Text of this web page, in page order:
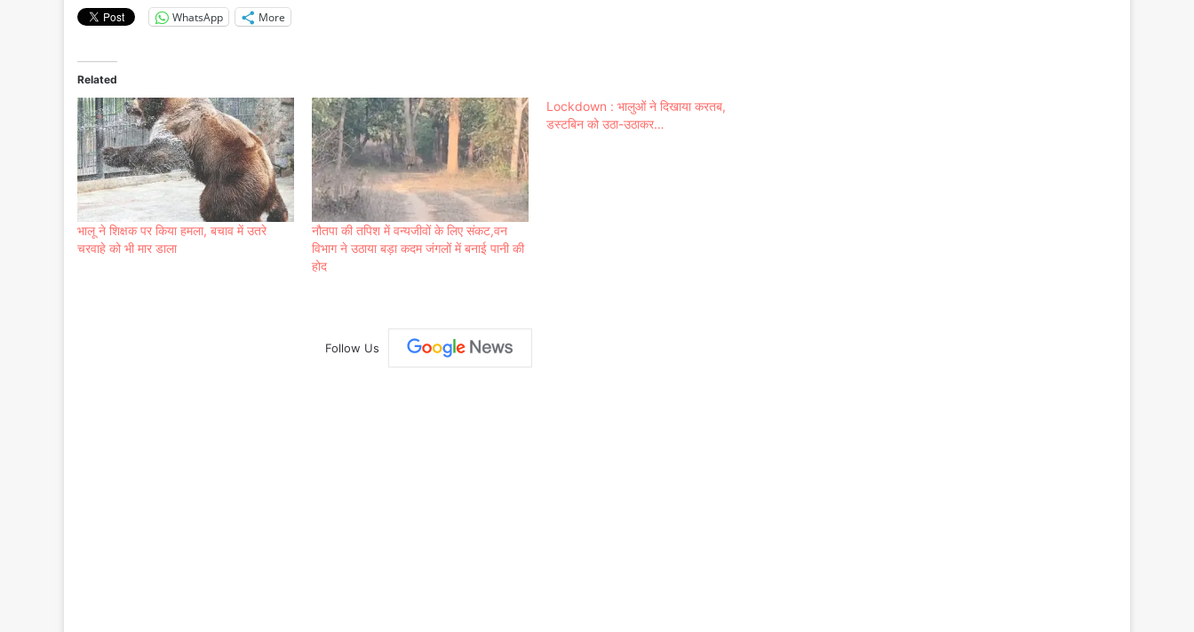
WhatsApp
More
Related
भालू ने शिक्षक पर किया हमला, बचाव में उतरे
चरवाहे को भी मार डाला
नौतपा की तपिश में वन्यजीवों के लिए संकट,वन
विभाग ने उठाया बड़ा कदम जंगलों में बनाई पानी की
होद
Lockdown : भालुओं ने दिखाया करतब,
डस्टबिन को उठा-उठाकर…
Follow Us